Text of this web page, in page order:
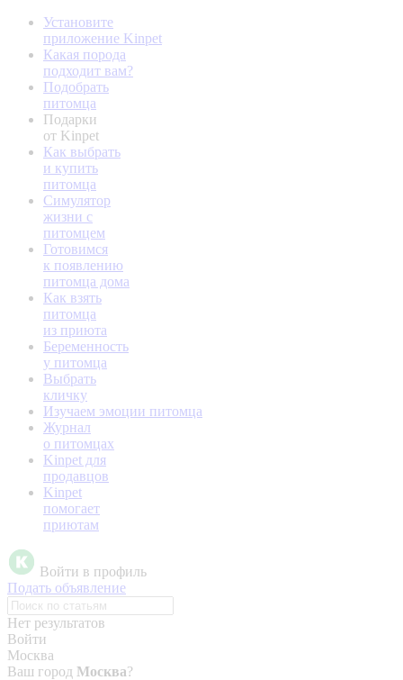
Установите
приложение Kinpet
Какая порода
подходит вам?
Подобрать
питомца
Подарки
от Kinpet
Как выбрать
и купить
питомца
Симулятор
жизни с
питомцем
Готовимся
к появлению
питомца дома
Как взять
питомца
из приюта
Беременность
у питомца
Выбрать
кличку
Изучаем эмоции питомца
Журнал
о питомцах
Kinpet для
продавцов
Kinpet
помогает
приютам
Войти в профиль
Подать объявление
Нет результатов
Войти
Москва
Ваш город Москва?